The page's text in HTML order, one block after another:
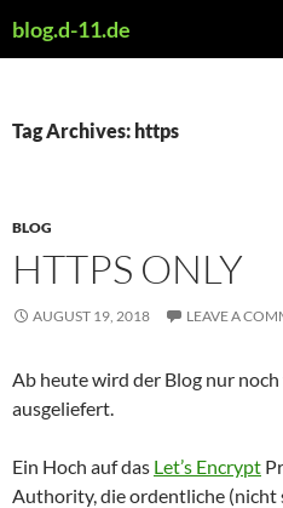
toblog.d-11.de
Tag Archives: https
BLOG
HTTPS ONLY
AUGUST 19, 2018 LEAVE A
Ab heute wird der Blog nur
ausgeliefert.
Ein Hoch auf das Let’s Encrypt
Authority, die ordentliche